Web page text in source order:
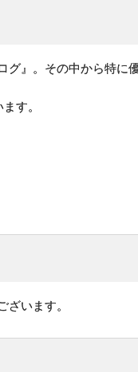
』。その中から特に
す。
います。